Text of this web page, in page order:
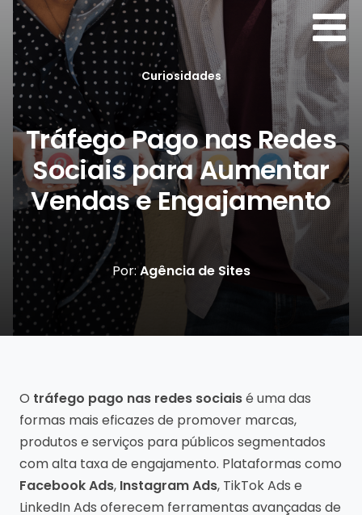
Curiosidades
Tráfego Pago nas Redes
Sociais para Aumentar
Vendas e Engajamento
Por:Agência de Sites
O tráfego pago nas redes sociaisé uma das
formas mais eficazes de promover marcas,
produtos e serviços para públicos segmentados
com alta taxa de engajamento. Plataformas como
Facebook Ads, Instagram Ads, TikTok Ads e
LinkedIn Ads oferecem ferramentas avançadas de